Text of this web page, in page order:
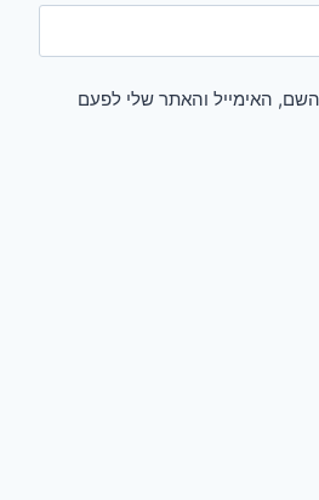
האימייל והאתר שלי לפעם